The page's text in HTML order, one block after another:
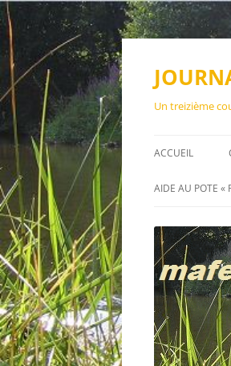
Aller
Un treizième
ACCUEIL
AIDE AU POTE «